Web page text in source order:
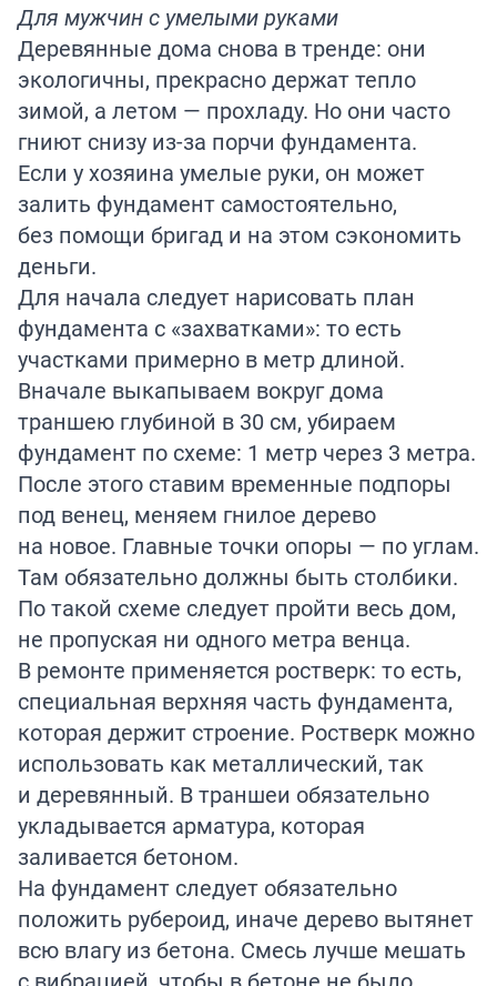
Для мужчин с умелыми руками
Деревянные дома снова в тренде: они
экологичны, прекрасно держат тепло
зимой, а летом — прохладу. Но они часто
гниют снизу из-за порчи фундамента.
Если у хозяина умелые руки, он может
залить фундамент самостоятельно,
без помощи бригад и на этом сэкономить
деньги.
Для начала следует нарисовать план
фундамента с «захватками»: то есть
участками примерно в метр длиной.
Вначале выкапываем вокруг дома
траншею глубиной в 30 см, убираем
фундамент по схеме: 1 метр через 3 метра.
После этого ставим временные подпоры
под венец, меняем гнилое дерево
на новое. Главные точки опоры — по углам.
Там обязательно должны быть столбики.
По такой схеме следует пройти весь дом,
не пропуская ни одного метра венца.
В ремонте применяется ростверк: то есть,
специальная верхняя часть фундамента,
которая держит строение. Ростверк можно
использовать как металлический, так
и деревянный. В траншеи обязательно
укладывается арматура, которая
заливается бетоном.
На фундамент следует обязательно
положить рубероид, иначе дерево вытянет
всю влагу из бетона. Смесь лучше мешать